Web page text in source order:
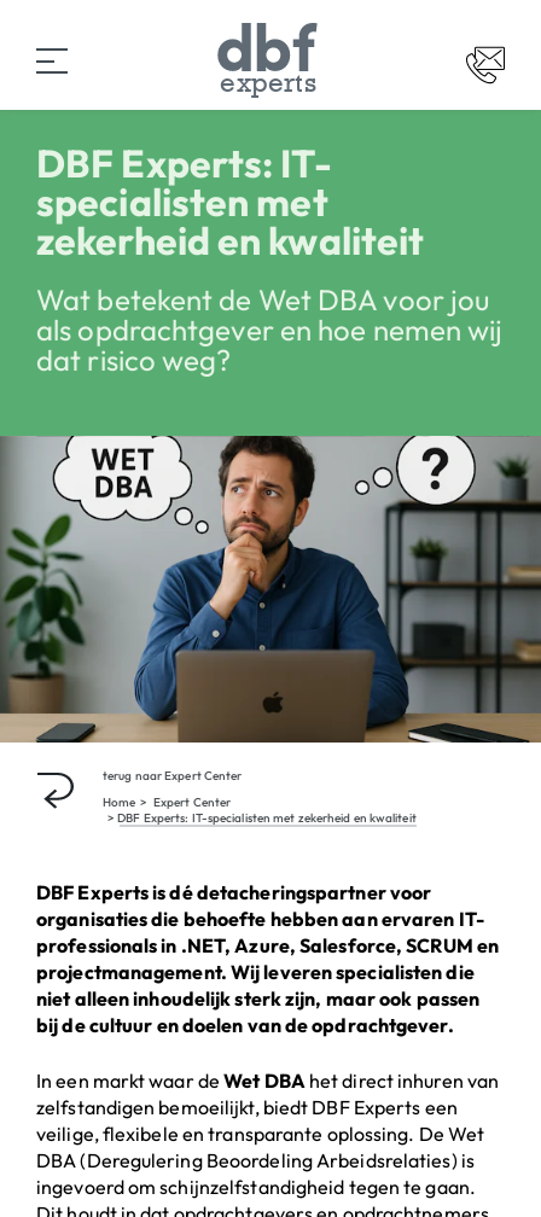
experts
DBF Experts: IT-
specialisten met
zekerheid en kwaliteit
Wat betekent de Wet DBA voor jou
als opdrachtgever en hoe nemen wij
dat risico weg?
terug naarExpert Center
Home
Expert Center
DBF Experts: IT-specialisten met zekerheid en kwaliteit
DBF Experts is dé detacheringspartner voor
organisaties die behoefte hebben aan ervaren IT-
professionals in .NET, Azure, Salesforce, SCRUM en
projectmanagement. Wij leveren specialisten die
niet alleen inhoudelijk sterk zijn, maar ook passen
bij de cultuur en doelen van de opdrachtgever.
In een markt waar deWet DBAhet direct inhuren van
zelfstandigen bemoeilijkt, biedt DBF Experts een
veilige, flexibele en transparante oplossing. De Wet
DBA (Deregulering Beoordeling Arbeidsrelaties) is
ingevoerd om schijnzelfstandigheid tegen te gaan.